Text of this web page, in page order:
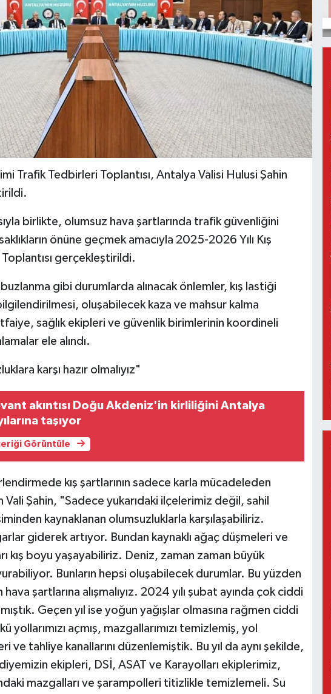
Trafik Tedbirleri Toplantısı, Antalya Valisi Hulusi Şahin
birlikte, olumsuz hava şartlarında trafik güvenliğini
önüne geçmek amacıyla 2025-2026 Yılı Kış
gerçekleştirildi.
buzlanma gibi durumlarda alınacak önlemler, kış lastiği
oluşabilecek kaza ve mahsur kalma
itfaiye, sağlık ekipleri ve güvenlik birimlerinin koordineli
ele alındı.
karşı hazır olmalıyız"
akıntısı Doğu Akdeniz'in kirliliğini Antalya
taşıyor
Görüntüle
kış şartlarının sadece karla mücadeleden
Vali Şahin, "Sadece yukarıdaki ilçelerimiz değil, sahil
kaynaklanan olumsuzluklarla karşılaşabiliriz.
giderek artıyor. Bundan kaynaklı ağaç düşmeleri ve
kış boyu yaşayabiliriz. Deniz, zaman zaman büyük
Bunların hepsi oluşabilecek durumlar. Bu yüzden
şartlarına alışmalıyız. 2024 yılı şubat ayında çok ciddi
Geçen yıl ise yoğun yağışlar olmasına rağmen ciddi
yollarımızı açmış, mazgallarımızı temizlemiş, yol
ve tahliye kanallarını düzenlemiştik. Bu yıl da aynı şekilde,
ekipleri, DSİ, ASAT ve Karayolları ekiplerimiz,
mazgalları ve şarampolleri titizlikle temizlemeli. Su